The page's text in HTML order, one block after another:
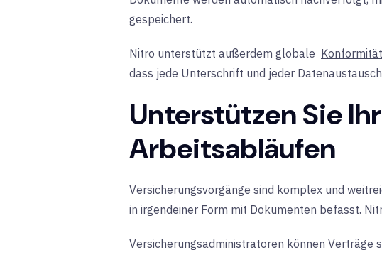
gespeichert.
Nitro unterstützt außerdem globale
dass jede Unterschrift und jeder
Unterstützen Sie
Arbeitsabläufen
Versicherungsvorgänge sind komplex und
in irgendeiner Form mit Dokumenten befasst.
Versicherungsadministratoren können